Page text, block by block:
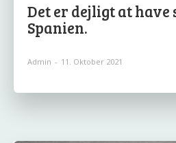
Det er dejligt at have
Spanien.
Admin - 11. Oktober 2021